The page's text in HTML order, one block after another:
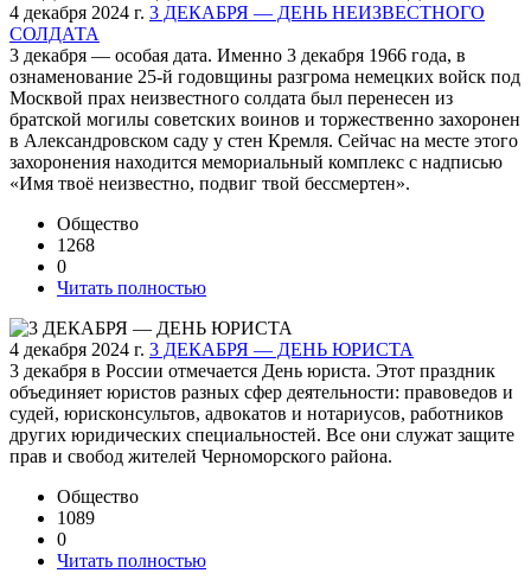
4 декабря 2024 г. 3 ДЕКАБРЯ — ДЕНЬ НЕИЗВЕСТНОГО
СОЛДАТА
3 декабря — особая дата. Именно 3 декабря 1966 года, в
ознаменование 25-й годовщины разгрома немецких войск под
Москвой прах неизвестного солдата был перенесен из
братской могилы советских воинов и торжественно захоронен
в Александровском саду у стен Кремля. Сейчас на месте этого
захоронения находится мемориальный комплекс с надписью
«Имя твоё неизвестно, подвиг твой бессмертен».
Общество
1268
0
Читать полностью
4 декабря 2024 г. 3 ДЕКАБРЯ — ДЕНЬ ЮРИСТА
3 декабря в России отмечается День юриста. Этот праздник
объединяет юристов разных сфер деятельности: правоведов и
судей, юрисконсультов, адвокатов и нотариусов, работников
других юридических специальностей. Все они служат защите
прав и свобод жителей Черноморского района.
Общество
1089
0
Читать полностью